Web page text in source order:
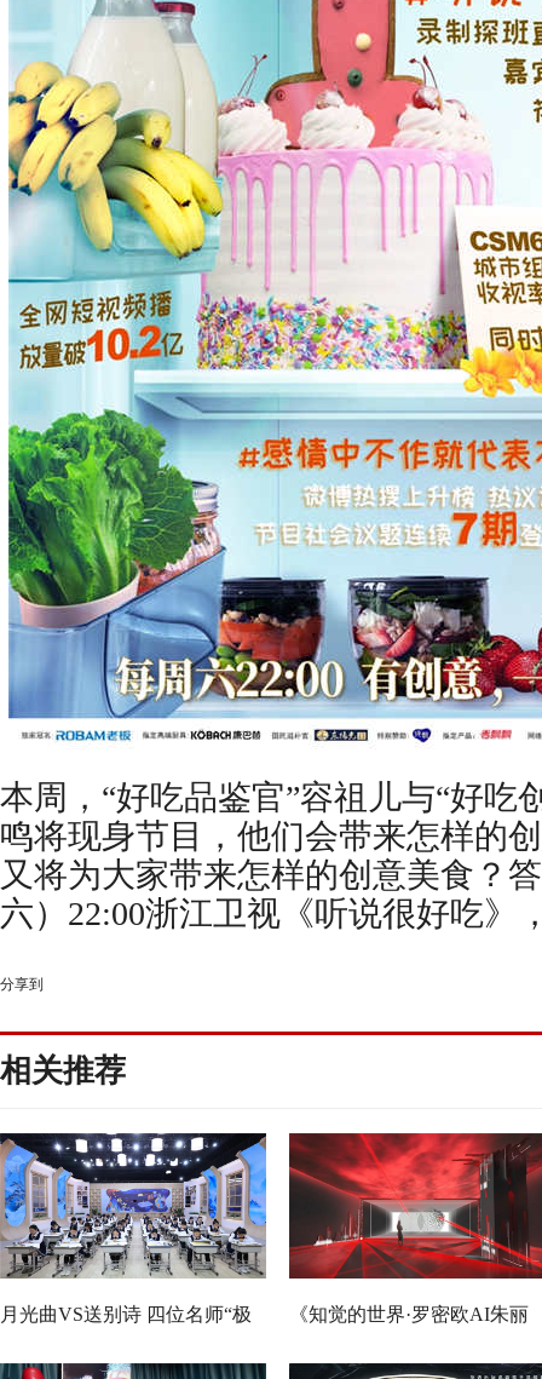
本周， “好吃品鉴官”容祖儿与“好吃
鸣将现身节目，他们会带来怎样的
又将为大家带来怎样的创意美食？
六）22:00浙江卫视《听说很好吃》
分享到
相关推荐
月光曲VS送别诗 四位名师“极
限挑战”谁能晋级总决赛？
《知觉的世界·罗密欧AI朱丽
叶》早鸟票正式开售 解锁沉